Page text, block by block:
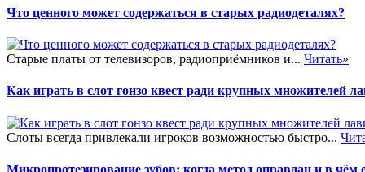
Что ценного может содержаться в старых радиодеталях?
Старые платы от телевизоров, радиоприёмников и... Читать»
Как играть в слот гонзо квест ради крупных множителей
Слоты всегда привлекали игроков возможностью быстро...
Микропротезирование зубов: когда метод оправдан и в чём